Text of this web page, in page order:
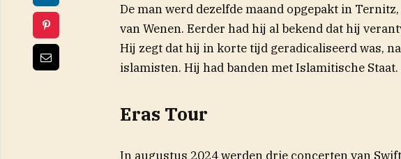
De man werd dezelfde maand opgepakt in
van Wenen. Eerder had hij al bekend dat hij
Hij zegt dat hij in korte tijd geradicaliseerd was,
islamisten. Hij had banden met Islamitische Staat.
Eras Tour
In augustus 2024 werden drie concerten van